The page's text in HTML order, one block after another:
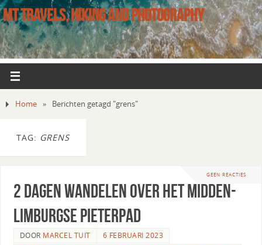
MT TRAVELS, HIKING AND PHOTOGRAPHY
Home » Berichten getagd "grens"
TAG: GRENS
GEEN REACTIES
2 Dagen wandelen over het Midden-
Limburgse Pieterpad
DOOR MARCEL TUIT
6 FEBRUARI 2023